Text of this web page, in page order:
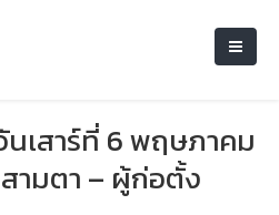
นเสาร์ที่ 6 พฤษภาคม
ามตา – ผู้ก่อตั้ง